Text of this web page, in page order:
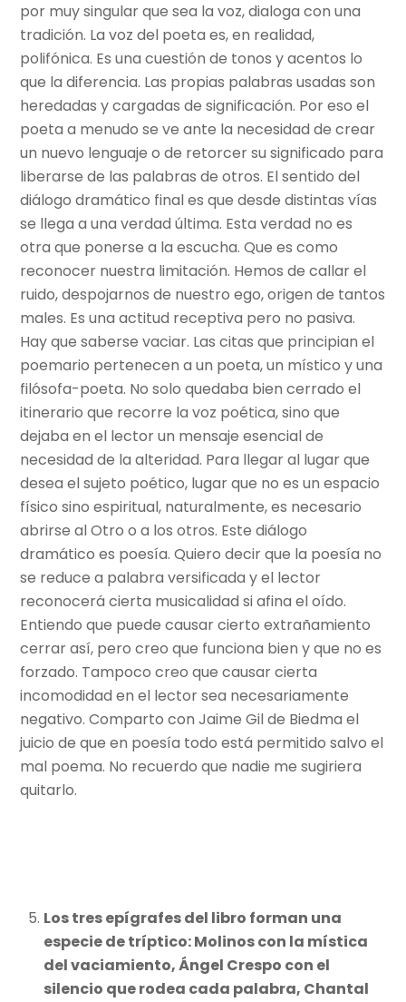
por muy singular que sea la voz, dialoga con una
tradición. La voz del poeta es, en realidad,
polifónica. Es una cuestión de tonos y acentos lo
que la diferencia. Las propias palabras usadas son
heredadas y cargadas de significación. Por eso el
poeta a menudo se ve ante la necesidad de crear
un nuevo lenguaje o de retorcer su significado para
liberarse de las palabras de otros. El sentido del
diálogo dramático final es que desde distintas vías
se llega a una verdad última. Esta verdad no es
otra que ponerse a la escucha. Que es como
reconocer nuestra limitación. Hemos de callar el
ruido, despojarnos de nuestro ego, origen de tantos
males. Es una actitud receptiva pero no pasiva.
Hay que saberse vaciar. Las citas que principian el
poemario pertenecen a un poeta, un místico y una
filósofa-poeta. No solo quedaba bien cerrado el
itinerario que recorre la voz poética, sino que
dejaba en el lector un mensaje esencial de
necesidad de la alteridad. Para llegar al lugar que
desea el sujeto poético, lugar que no es un espacio
físico sino espiritual, naturalmente, es necesario
abrirse al Otro o a los otros. Este diálogo
dramático es poesía. Quiero decir que la poesía no
se reduce a palabra versificada y el lector
reconocerá cierta musicalidad si afina el oído.
Entiendo que puede causar cierto extrañamiento
cerrar así, pero creo que funciona bien y que no es
forzado. Tampoco creo que causar cierta
incomodidad en el lector sea necesariamente
negativo. Comparto con Jaime Gil de Biedma el
juicio de que en poesía todo está permitido salvo el
mal poema. No recuerdo que nadie me sugiriera
quitarlo.
Los tres epígrafes del libro forman una
especie de tríptico: Molinos con la mística
del vaciamiento, Ángel Crespo con el
silencio que rodea cada palabra, Chantal